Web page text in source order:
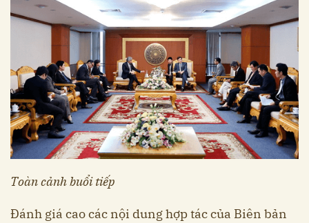
Toàn cảnh buổi tiếp
Đánh giá cao các nội dung hợp tác của Biên bản